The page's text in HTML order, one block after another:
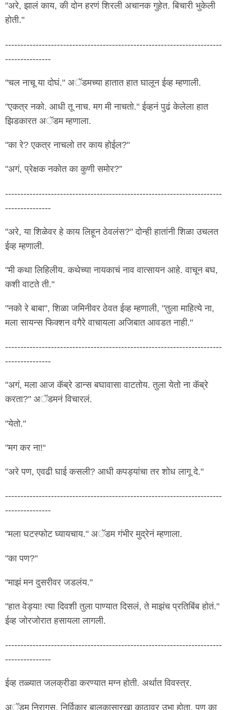
"अरे, झालं काय, की दोन हरणं शिरली अचानक गुहेत. बिचारी भुकेली
होती."
-----------------------------------------------------------------------
---------------
"चल नाचू या दोघं." अॅडमच्या हातात हात घालून ईव्ह म्हणाली.
"एकत्र नको. आधी तू नाच. मग मी नाचतो." ईव्हनं पुढं केलेला हात
झिडकारत अॅडम म्हणाला.
"का रे? एकत्र नाचलो तर काय होईल?"
"अगं, प्रेक्षक नकोत का कुणी समोर?”
-----------------------------------------------------------------------
---------------
"अरे, या शिळेवर हे काय लिहून ठेवलंस?" दोन्ही हातांनी शिळा उचलत
ईव्ह म्हणाली.
"मी कथा लिहिलीय. कथेच्या नायकाचं नाव वात्सायन आहे. वाचून बघ,
कशी वाटते ती."
"नको रे बाबा", शिळा जमिनीवर ठेवत ईव्ह म्हणाली, "तुला माहित्ये ना,
मला सायन्स फिक्शन वगैरे वाचायला अजिबात आवडत नाही."
-----------------------------------------------------------------------
---------------
"अगं, मला आज कॅब्रे डान्स बघावासा वाटतोय. तुला येतो ना कॅब्रे
करता?" अॅडमनं विचारलं.
"येतो."
"मग कर ना!“
"अरे पण, एवढी घाई कसली? आधी कपड्यांचा तर शोध लागू दे."
-----------------------------------------------------------------------
---------------
"मला घटस्फोट घ्यायचाय." अॅडम गंभीर मुद्रेनं म्हणाला.
"का पण?"
"माझं मन दुसरीवर जडलंय."
"हात वेड्या! त्या दिवशी तुला पाण्यात दिसलं, ते माझंच प्रतिबिंब होतं."
ईव्ह जोरजोरात हसायला लागली.
-----------------------------------------------------------------------
---------------
ईव्ह तळ्यात जलक्रीडा करण्यात मग्न होती. अर्थात विवस्त्र.
अॅडम निरागस, निर्विकार बालकासारखा काठावर उभा होता. पण का